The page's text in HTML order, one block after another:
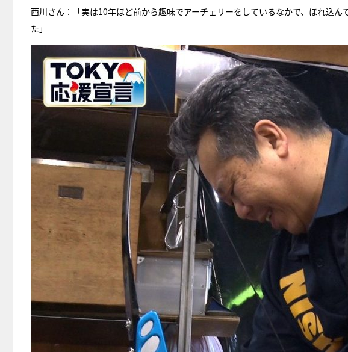
西川さん：「実は10年ほど前から趣味でアーチェリーをしているなかで、ほれ込
た」